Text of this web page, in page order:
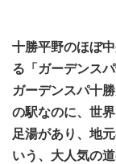
十勝平野のほぼ
る「ガーデンス
ガーデンスパ十
の駅なのに、世
足湯があり、地
いう、大人気の